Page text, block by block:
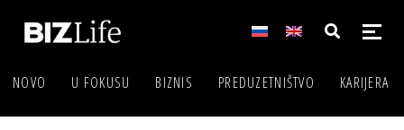
NOVO U FOKUSU BIZNIS PREDUZETNIŠTVO KARIJERA